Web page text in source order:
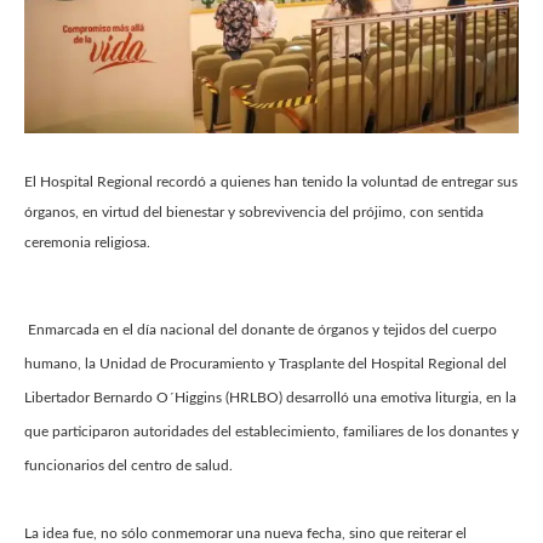
El Hospital Regional recordó a quienes han tenido la voluntad de entregar sus
órganos, en virtud del bienestar y sobrevivencia del prójimo, con sentida
ceremonia religiosa.
Enmarcada en el día nacional del donante de órganos y tejidos del cuerpo
humano, la Unidad de Procuramiento y Trasplante del Hospital Regional del
Libertador Bernardo O´Higgins (HRLBO) desarrolló una emotiva liturgia, en la
que participaron autoridades del establecimiento, familiares de los donantes y
funcionarios del centro de salud.
La idea fue, no sólo conmemorar una nueva fecha, sino que reiterar el